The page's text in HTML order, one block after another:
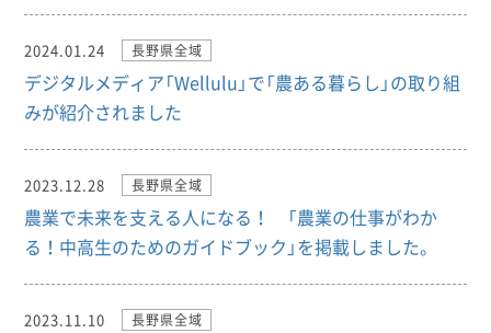
2024.01.24 長野県全域
デジタルメディア「Wellulu」で「農ある暮らし」の取り組
みが紹介されました
2023.12.28 長野県全域
農業で未来を支える人になる！ 「農業の仕事がわか
る！中高生のためのガイドブック」を掲載しました。
2023.11.10 長野県全域